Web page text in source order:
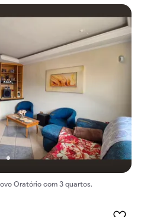
Oratório com 3 quartos.